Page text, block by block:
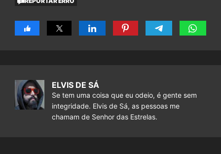
ELVIS DE SÁ
Se tem uma coisa que eu odeio, é gente sem
integridade. Elvis de Sá, as pessoas me
chamam de Senhor das Estrelas.